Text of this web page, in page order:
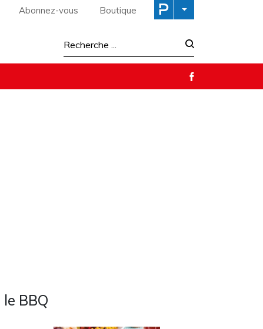
Abonnez-vous Boutique
BBQ